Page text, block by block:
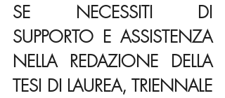
SE NECESSITI DI
SUPPORTO E ASSISTENZA
NELLA REDAZIONE DELLA
TESI DI LAUREA, TRIENNALE